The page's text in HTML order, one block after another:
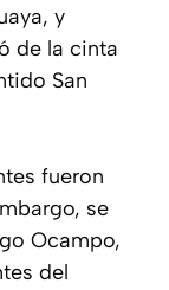
y
de la cinta
San
fueron
se
Ocampo,
del